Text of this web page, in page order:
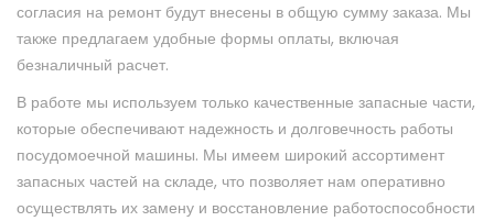
согласия на ремонт будут внесены в общую сумму заказа. Мы
также предлагаем удобные формы оплаты, включая
безналичный расчет.
В работе мы используем только качественные запасные части,
которые обеспечивают надежность и долговечность работы
посудомоечной машины. Мы имеем широкий ассортимент
запасных частей на складе, что позволяет нам оперативно
осуществлять их замену и восстановление работоспособности